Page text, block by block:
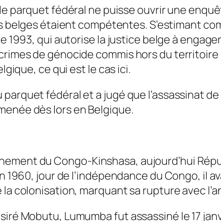
parquet fédéral ne puisse ouvrir une
étaient compétentes. S’estimant
1993, qui autorise la justice belge à
de génocide commis hors du
ce qui est le cas ici.
fédéral et a jugé que l’assassinat
dès lors en Belgique.
du Congo-Kinshasa, aujourd’hui
1960, jour de l’indépendance du Congo, il
colonisation, marquant sa rupture avec
Mobutu, Lumumba fut assassiné le 17